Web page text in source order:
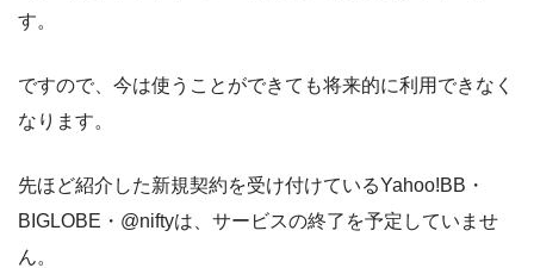
す。
ですので、今は使うことができても将来的に利用できなく
なります。
先ほど紹介した新規契約を受け付けているYahoo!BB・
BIGLOBE・@niftyは、サービスの終了を予定していませ
ん。